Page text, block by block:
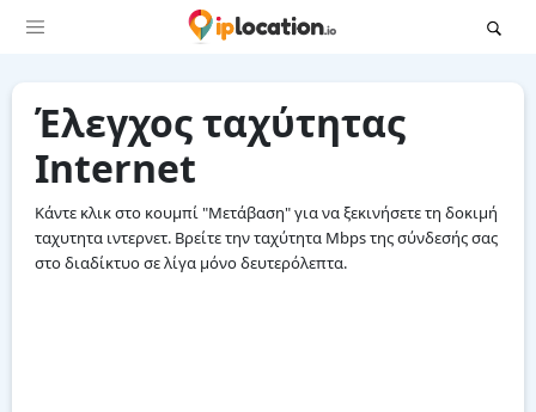
Έλεγχος ταχύτητας
Internet
Κάντε κλικ στο κουμπί "Μετάβαση" για να ξεκινήσετε τη δοκιμή
ταχυτητα ιντερνετ. Βρείτε την ταχύτητα Mbps της σύνδεσής σας
στο διαδίκτυο σε λίγα μόνο δευτερόλεπτα.